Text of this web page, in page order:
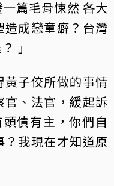
篇毛骨悚然 各大
成戀童癖？台灣
」
子佼所做的事情
、法官，緩起訴
債有主，你們自
我現在才知道原